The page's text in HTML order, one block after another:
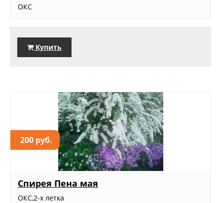
ОКС
Купить
200 руб.
Спирея Пена мая
ОКС,2-х летка